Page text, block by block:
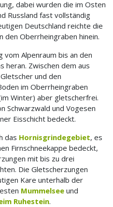
dabei wurden die im Osten
Russland fast vollständig
Deutschland reichte die
den Oberrheingraben hinein.
Alpenraum bis an den
heran. Zwischen dem aus
und den
im Oberrheingraben
Winter) aber gletscherfrei.
Schwarzwald und Vogesen
Eisschicht bedeckt.
das Hornisgrindegebiet, es
Firnschneekappe bedeckt,
mit bis zu drei
Die Gletscherzungen
Kare unterhalb der
Mummelsee und
Ruhestein.